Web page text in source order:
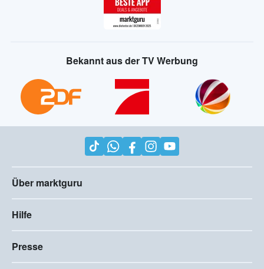
Bekannt aus der TV Werbung
Über marktguru
Hilfe
Presse